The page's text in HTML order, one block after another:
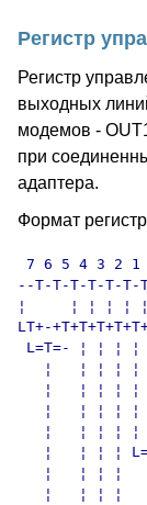
Регистр
Регистр
выходных
модемов -
при
адаптера.
Формат
7 6 5 4 3 2 1
--T-T-T-T-T-T-
¦     ¦ ¦ ¦ ¦
LT+-
L=T=- ¦ ¦ ¦ ¦
¦   ¦ ¦ ¦ ¦
¦   ¦ ¦ ¦ ¦
¦   ¦ ¦ ¦ ¦
   ¦   ¦ ¦ ¦ ¦
¦   ¦ ¦ ¦
¦   ¦ ¦ ¦
¦   ¦ ¦ ¦